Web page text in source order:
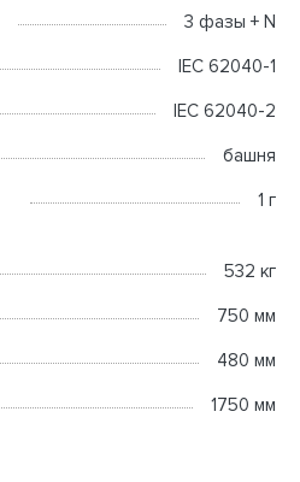
3 фазы + N
IEC 62040-1
IEC 62040-2
башня
1 г
532 кг
750 мм
480 мм
1750 мм